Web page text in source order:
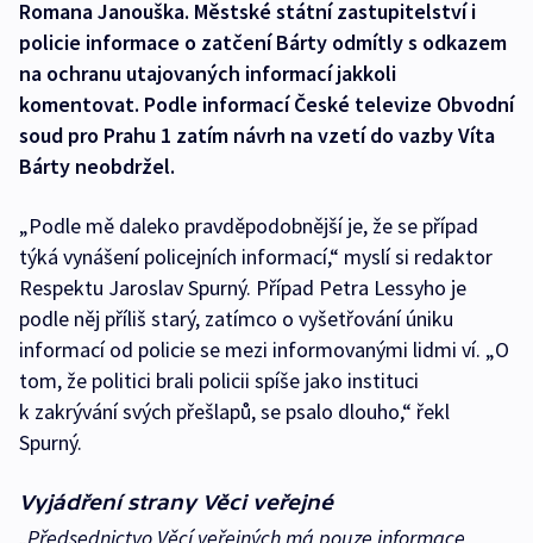
Romana Janouška. Městské státní zastupitelství i
policie informace o zatčení Bárty odmítly s odkazem
na ochranu utajovaných informací jakkoli
komentovat. Podle informací České televize Obvodní
soud pro Prahu 1 zatím návrh na vzetí do vazby Víta
Bárty neobdržel.
„Podle mě daleko pravděpodobnější je, že se případ
týká vynášení policejních informací,“ myslí si redaktor
Respektu Jaroslav Spurný. Případ Petra Lessyho je
podle něj příliš starý, zatímco o vyšetřování úniku
informací od policie se mezi informovanými lidmi ví. „O
tom, že politici brali policii spíše jako instituci
k zakrývání svých přešlapů, se psalo dlouho,“ řekl
Spurný.
Vyjádření strany Věci veřejné